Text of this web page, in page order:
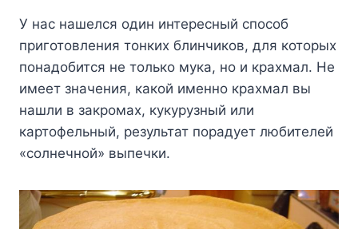
У нас нашелся один интересный способ
приготовления тонких блинчиков, для которых
понадобится не только мука, но и крахмал. Не
имеет значения, какой именно крахмал вы
нашли в закромах, кукурузный или
картофельный, результат порадует любителей
«солнечной» выпечки.